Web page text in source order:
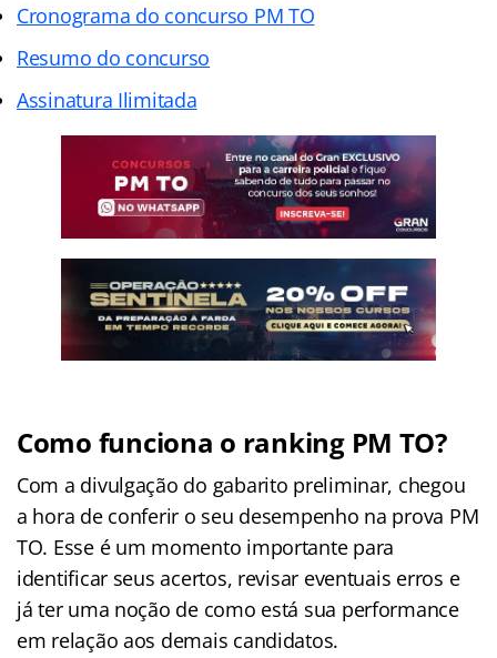
Cronograma do concurso PM TO
Resumo do concurso
Assinatura Ilimitada
Como funciona o ranking PM TO?
Com a divulgação do gabarito preliminar, chegou
a hora de conferir o seu desempenho na prova PM
TO. Esse é um momento importante para
identificar seus acertos, revisar eventuais erros e
já ter uma noção de como está sua performance
em relação aos demais candidatos.